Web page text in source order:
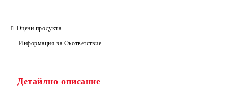
Оцени продукта
Информация за Съответствие
Детайлно описание